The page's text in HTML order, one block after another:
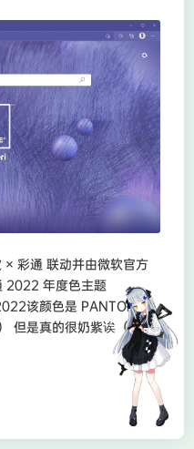
彩通 联动并由微软官方
2022 年度色主题
该颜色是 PANTONE
但是真的很奶紫诶（），